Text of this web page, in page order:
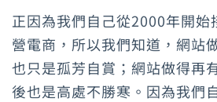
正因為我們自己從2000年開始
營電商，所以我們知道，網站
也只是孤芳自賞；網站做得再
後也是高處不勝寒。因為我們